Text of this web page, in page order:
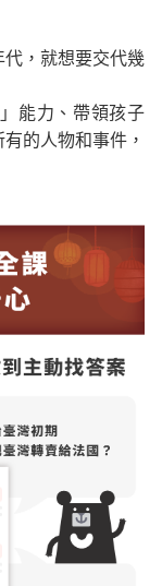
代 ，就想要交代幾
」能力、帶領孩子
有的人物和事件，